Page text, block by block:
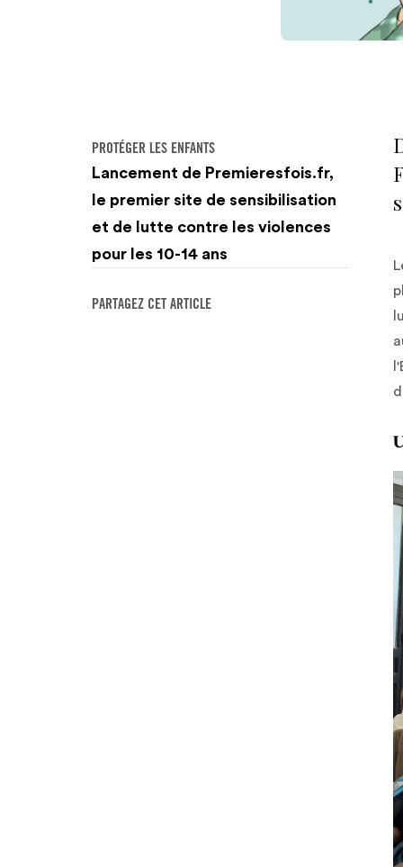
PROTÉGER LES ENFANTS
Lancement de Premieresfois.fr,
le premier site de sensibilisation
et de lutte contre les violences
pour les 10-14 ans
PARTAGEZ CET ARTICLE